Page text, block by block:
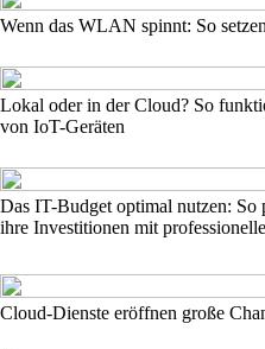
Wenn das WLAN spinnt: So
Lokal oder in der Cloud? So
von IoT-Geräten
Das IT-Budget optimal nutzen: So
ihre Investitionen mit
Cloud-Dienste eröffnen große